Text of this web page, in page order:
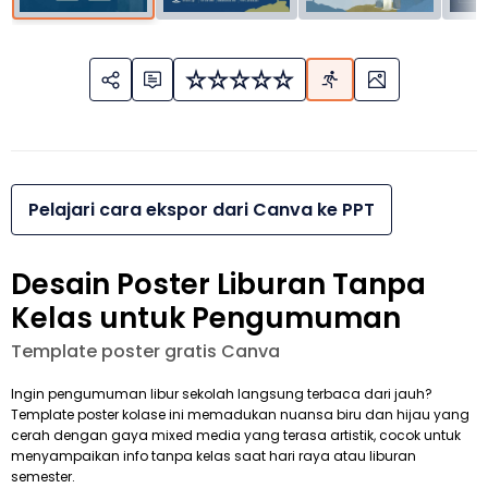
Pelajari cara ekspor dari Canva ke PPT
Desain Poster Liburan Tanpa
Kelas untuk Pengumuman
Template poster gratis Canva
Ingin pengumuman libur sekolah langsung terbaca dari jauh?
Template poster kolase ini memadukan nuansa biru dan hijau yang
cerah dengan gaya mixed media yang terasa artistik, cocok untuk
menyampaikan info tanpa kelas saat hari raya atau liburan
semester.